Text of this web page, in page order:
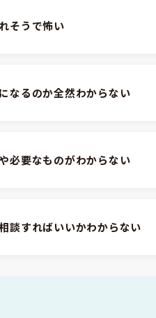
そうで怖い
なるのか全然わからない
必要なものがわからない
談すればいいかわからない